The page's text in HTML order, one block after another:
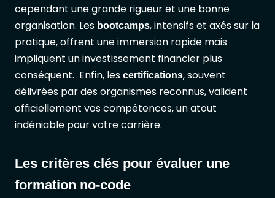
cependant une grande rigueur et une bonne
organisation. Les bootcamps, intensifs et axés sur la
pratique, offrent une immersion rapide mais
impliquent un investissement financier plus
conséquent. Enfin, les certifications, souvent
délivrées par des organismes reconnus, valident
officiellement vos compétences, un atout
indéniable pour votre carrière.
Les critères clés pour évaluer une
formation no-code